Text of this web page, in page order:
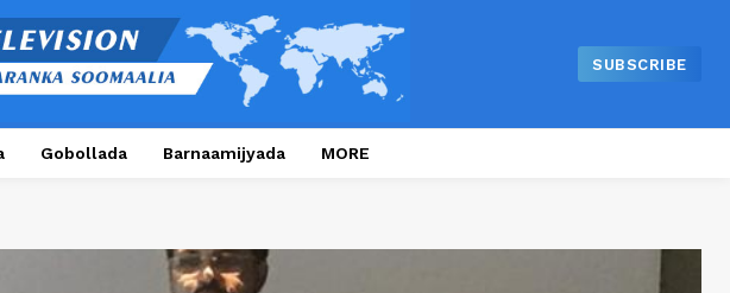
SUBSCRIBE
Gobollada Barnaamijyada MORE